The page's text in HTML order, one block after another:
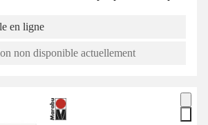
en ligne
non disponible actuellement